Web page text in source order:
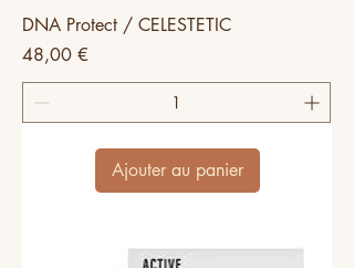
DNA Protect / CELESTETIC
Prix
48,00 €
Ajouter au panier